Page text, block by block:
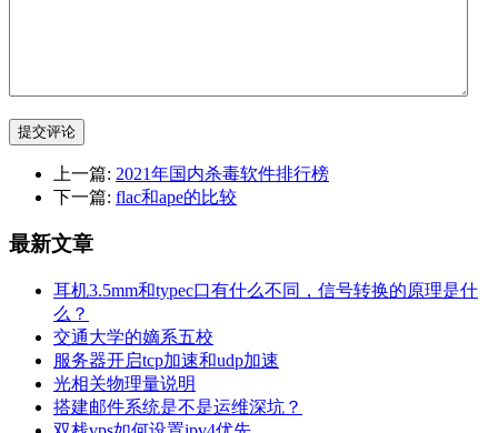
提交评论
上一篇: 2021年国内杀毒软件排行榜
下一篇: flac和ape的比较
最新文章
耳机3.5mm和typec口有什么不同，信号转换的原理是什
么？
交通大学的嫡系五校
服务器开启tcp加速和udp加速
光相关物理量说明
搭建邮件系统是不是运维深坑？